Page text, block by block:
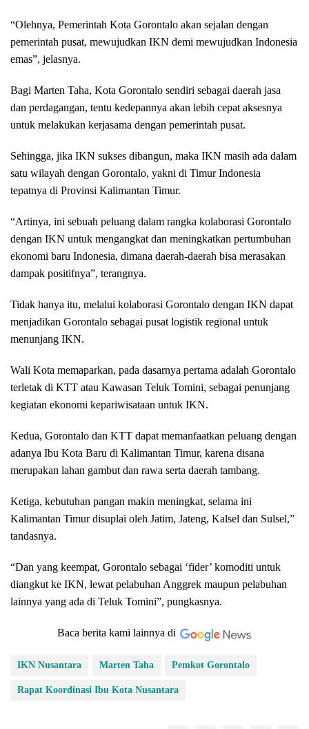
“Olehnya, Pemerintah Kota Gorontalo akan sejalan dengan
pemerintah pusat, mewujudkan IKN demi mewujudkan Indonesia
emas”, jelasnya.
Bagi Marten Taha, Kota Gorontalo sendiri sebagai daerah jasa
dan perdagangan, tentu kedepannya akan lebih cepat aksesnya
untuk melakukan kerjasama dengan pemerintah pusat.
Sehingga, jika IKN sukses dibangun, maka IKN masih ada dalam
satu wilayah dengan Gorontalo, yakni di Timur Indonesia
tepatnya di Provinsi Kalimantan Timur.
“Artinya, ini sebuah peluang dalam rangka kolaborasi Gorontalo
dengan IKN untuk mengangkat dan meningkatkan pertumbuhan
ekonomi baru Indonesia, dimana daerah-daerah bisa merasakan
dampak positifnya”, terangnya.
Tidak hanya itu, melalui kolaborasi Gorontalo dengan IKN dapat
menjadikan Gorontalo sebagai pusat logistik regional untuk
menunjang IKN.
Wali Kota memaparkan, pada dasarnya pertama adalah Gorontalo
terletak di KTT atau Kawasan Teluk Tomini, sebagai penunjang
kegiatan ekonomi kepariwisataan untuk IKN.
Kedua, Gorontalo dan KTT dapat memanfaatkan peluang dengan
adanya Ibu Kota Baru di Kalimantan Timur, karena disana
merupakan lahan gambut dan rawa serta daerah tambang.
Ketiga, kebutuhan pangan makin meningkat, selama ini
Kalimantan Timur disuplai oleh Jatim, Jateng, Kalsel dan Sulsel,”
tandasnya.
“Dan yang keempat, Gorontalo sebagai ‘fider’ komoditi untuk
diangkut ke IKN, lewat pelabuhan Anggrek maupun pelabuhan
lainnya yang ada di Teluk Tomini”, pungkasnya.
Baca berita kami lainnya di
IKN Nusantara Marten Taha Pemkot Gorontalo
Rapat Koordinasi Ibu Kota Nusantara